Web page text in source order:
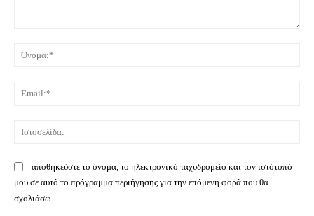
αποθηκεύστε το όνομα, το ηλεκτρονικό ταχυδρομείο και τον ιστότοπό
μου σε αυτό το πρόγραμμα περιήγησης για την επόμενη φορά που θα
σχολιάσω.